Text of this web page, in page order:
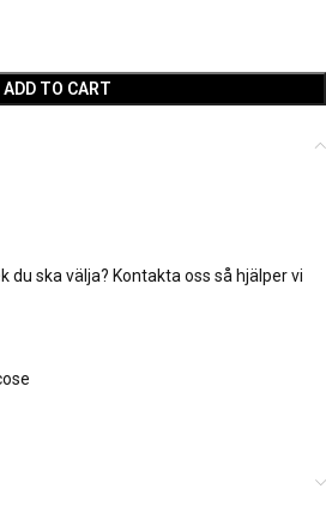
ADD TO CART
du ska välja? Kontakta oss så hjälper vi